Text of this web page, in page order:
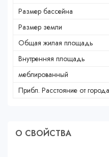
Размер бассейна
Размер земли
Общая жилая площадь
Внутренняя площадь
меблированный
Прибл. Расстояние от города
О СВОЙСТВA